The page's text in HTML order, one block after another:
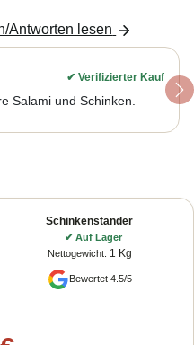
Antworten lesen
✔ Verifizierter Kauf
Salami und Schinken.
Schinkenständer
✔ Auf Lager
Nettogewicht: 1 Kg
Bewertet 4.5/5